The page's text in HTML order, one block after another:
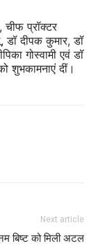
चीफ प्रॉक्टर
डॉ दीपक कुमार, डॉ
गोस्वामी एवं डॉ
शुभकामनाएं दीं।
Next article
बिष्ट को मिली अटल